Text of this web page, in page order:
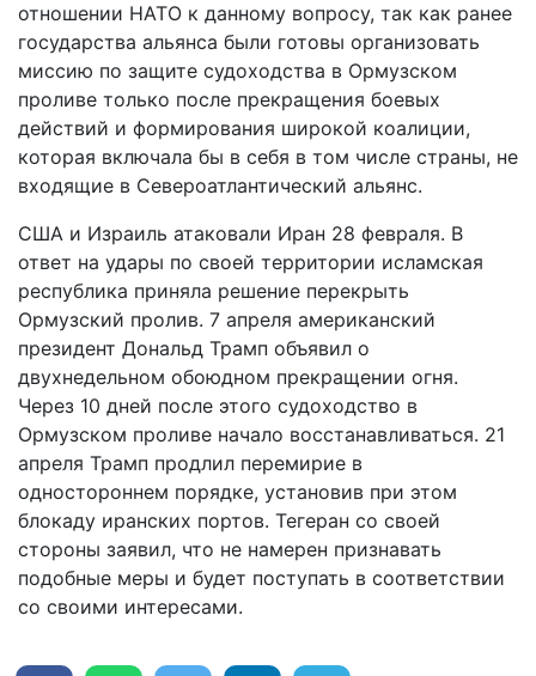
отношении НАТО к данному вопросу, так как ранее
государства альянса были готовы организовать
миссию по защите судоходства в Ормузском
проливе только после прекращения боевых
действий и формирования широкой коалиции,
которая включала бы в себя в том числе страны, не
входящие в Североатлантический альянс.
США и Израиль атаковали Иран 28 февраля. В
ответ на удары по своей территории исламская
республика приняла решение перекрыть
Ормузский пролив. 7 апреля американский
президент Дональд Трамп объявил о
двухнедельном обоюдном прекращении огня.
Через 10 дней после этого судоходство в
Ормузском проливе начало восстанавливаться. 21
апреля Трамп продлил перемирие в
одностороннем порядке, установив при этом
блокаду иранских портов. Тегеран со своей
стороны заявил, что не намерен признавать
подобные меры и будет поступать в соответствии
со своими интересами.